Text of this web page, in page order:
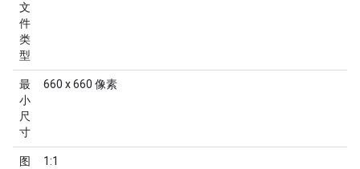
文
件
类
型
最
小
尺
寸
660 x 660 像素
图
1:1